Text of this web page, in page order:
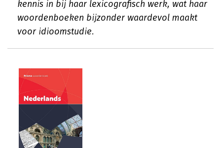
kennis in bij haar lexicografisch werk, wat haar
woordenboeken bijzonder waardevol maakt
voor idioomstudie.